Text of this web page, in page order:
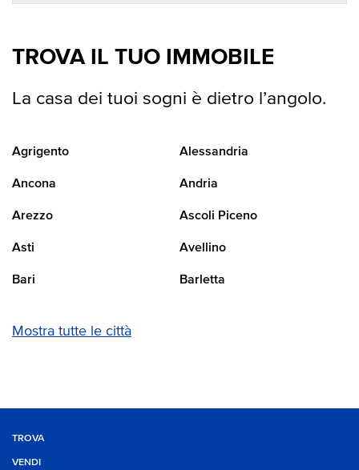
TROVA IL TUO IMMOBILE
La casa dei tuoi sogni è dietro l’angolo.
Agrigento Alessandria
Ancona Andria
Arezzo Ascoli Piceno
Asti Avellino
Bari Barletta
Mostra tutte le città
TROVA
VENDI